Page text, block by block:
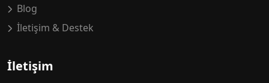
Blog
İletişim & Destek
İletişim